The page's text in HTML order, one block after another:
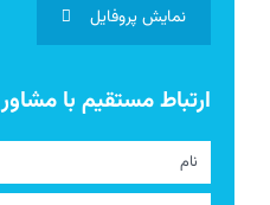
نمایش پروفایل
ارتباط مستقیم با مشاور